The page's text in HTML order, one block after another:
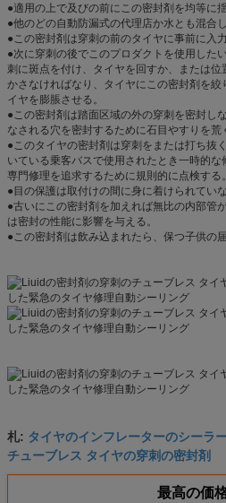
●適用の上で及びの前にこの密封剤を均等に
●他のどの自動防漏式の代理店か水とも混合
●この密封剤は穿刺の前のタイヤに事前に入
●次に穿刺の後でこのプロダクトを使用した
刺に斑点を付け、タイヤを回すか、または
かさなければなり、タイヤにこの密封剤を
イヤを膨脹させる。
●この密封剤は踏面区域の外の穿刺を密封し
なされる穴を密封するために石目やすりを荒
●このタイヤの密封剤は穿刺をまたは打ち抜
いている乗客バスで使用されたとき一時的
専門修理を追求するために規則的に点検する。
●目の保護は取付けの間に身に着けられてい
●古いにこの密封剤を加えれば無比の内部管
は密封の性能に影響を与える。
●この密封剤は飲み込まれたら、保つ子供の
札: タイヤのインフレーターのシーラ
チューブレス タイヤの穿刺の密封剤
最高の価